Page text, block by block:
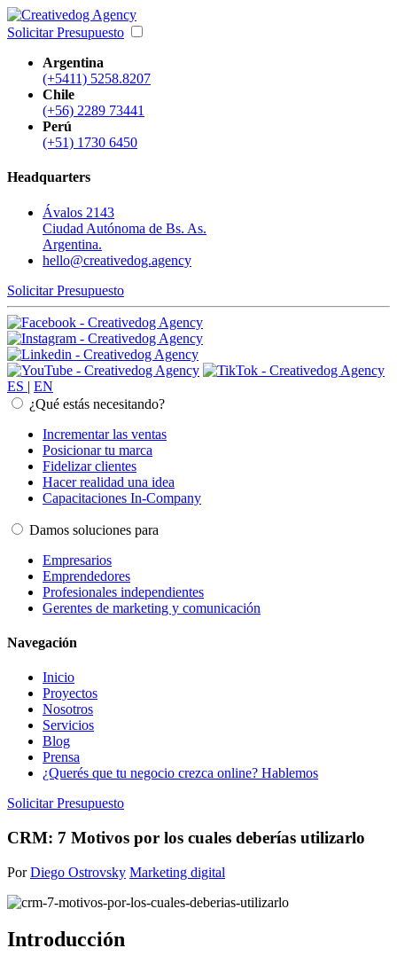
Solicitar Presupuesto
Argentina
(+5411) 5258.8207
Chile
(+56) 2289 73441
Perú
(+51) 1730 6450
Headquarters
Ávalos 2143
Ciudad Autónoma de Bs. As.
Argentina.
hello@creativedog.agency
Solicitar Presupuesto
ES | EN
¿Qué estás necesitando?
Incrementar las ventas
Posicionar tu marca
Fidelizar clientes
Hacer realidad una idea
Capacitaciones In-Company
Damos soluciones para
Empresarios
Emprendedores
Profesionales independientes
Gerentes de marketing y comunicación
Navegación
Inicio
Proyectos
Nosotros
Servicios
Blog
Prensa
¿Querés que tu negocio crezca online? Hablemos
Solicitar Presupuesto
CRM: 7 Motivos por los cuales deberías utilizarlo
PorDiego Ostrovsky Marketing digital
Introducción